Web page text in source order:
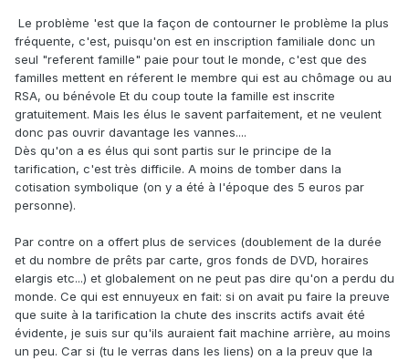
Le problème 'est que la façon de contourner le problème la plus
fréquente, c'est, puisqu'on est en inscription familiale donc un
seul "referent famille" paie pour tout le monde, c'est que des
familles mettent en réferent le membre qui est au chômage ou au
RSA, ou bénévole Et du coup toute la famille est inscrite
gratuitement. Mais les élus le savent parfaitement, et ne veulent
donc pas ouvrir davantage les vannes....
Dès qu'on a es élus qui sont partis sur le principe de la
tarification, c'est très difficile. A moins de tomber dans la
cotisation symbolique (on y a été à l'époque des 5 euros par
personne).
Par contre on a offert plus de services (doublement de la durée
et du nombre de prêts par carte, gros fonds de DVD, horaires
elargis etc...) et globalement on ne peut pas dire qu'on a perdu du
monde. Ce qui est ennuyeux en fait: si on avait pu faire la preuve
que suite à la tarification la chute des inscrits actifs avait été
évidente, je suis sur qu'ils auraient fait machine arrière, au moins
un peu. Car si (tu le verras dans les liens) on a la preuv que la